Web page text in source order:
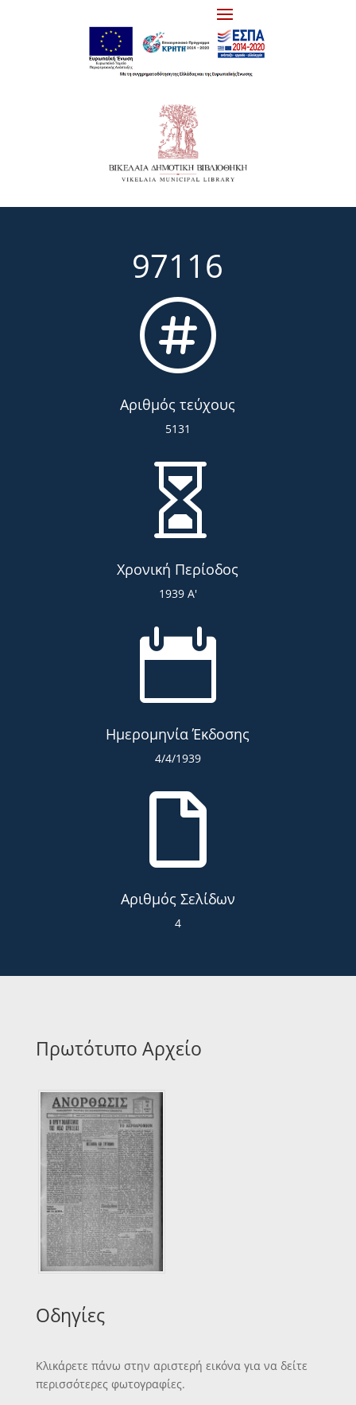
97116

Αριθμός τεύχους
5131

Χρονική Περίοδος
1939 Α'

Ημερομηνία Έκδοσης
4/4/1939

Αριθμός Σελίδων
4
Πρωτότυπο Αρχείο
Οδηγίες
Κλικάρετε πάνω στην αριστερή εικόνα για να δείτε
περισσότερες φωτογραφίες.